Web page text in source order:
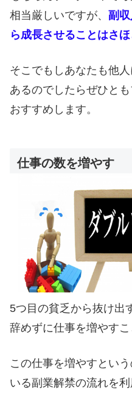
相当厳しいですが、 副
ら成長させることはさ
そこでもしあなたも他
あるのでしたらぜひと
おすすめします。
仕事の数を増やす
5つ目の貧乏から抜け出
辞めずに仕事を増やすこ
この仕事を増やすとい
いる副業解禁の流れを